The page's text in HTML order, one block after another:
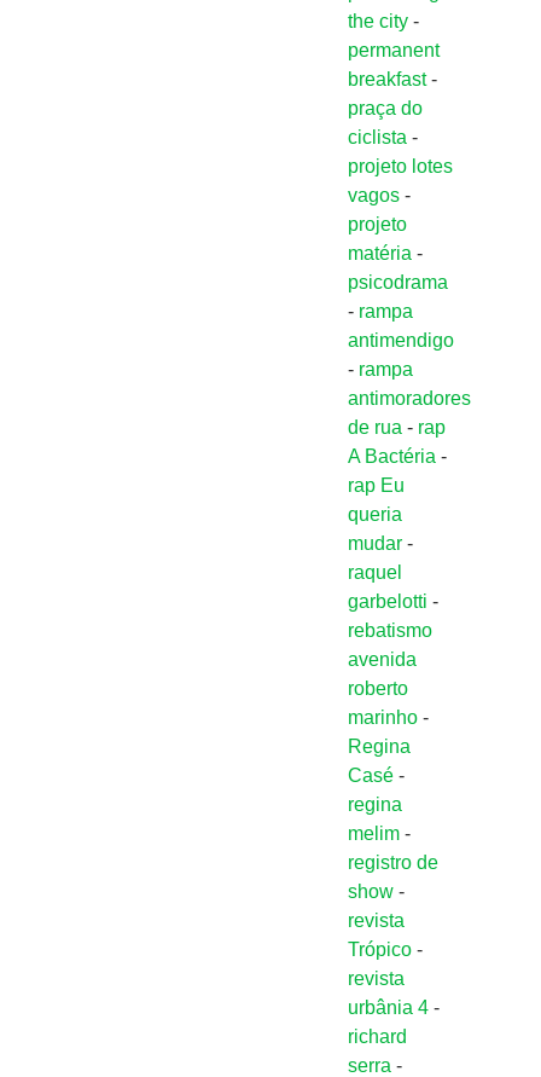
the city -
permanent
breakfast-
praça do
ciclista -
projeto lotes
vagos -
projeto
matéria -
psicodrama
- rampa
antimendigo
- rampa
antimoradores
de rua - rap
A Bactéria -
rap Eu
queria
mudar -
raquel
garbelotti -
rebatismo
avenida
roberto
marinho -
Regina
Casé -
regina
melim -
registro de
show -
revista
Trópico -
revista
urbânia 4 -
richard
serra -